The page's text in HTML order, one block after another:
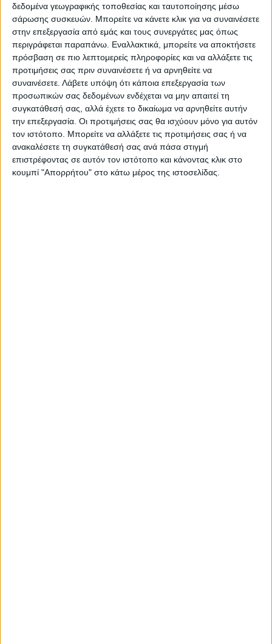
δεδομένα γεωγραφικής τοποθεσίας και ταυτοποίησης μέσω
σάρωσης συσκευών. Μπορείτε να κάνετε κλικ για να συναινέσετε
στην επεξεργασία από εμάς και τους συνεργάτες μας όπως
περιγράφεται παραπάνω. Εναλλακτικά, μπορείτε να αποκτήσετε
πρόσβαση σε πιο λεπτομερείς πληροφορίες και να αλλάξετε τις
προτιμήσεις σας πριν συναινέσετε ή να αρνηθείτε να
συναινέσετε. Λάβετε υπόψη ότι κάποια επεξεργασία των
προσωπικών σας δεδομένων ενδέχεται να μην απαιτεί τη
συγκατάθεσή σας, αλλά έχετε το δικαίωμα να αρνηθείτε αυτήν
την επεξεργασία. Οι προτιμήσεις σας θα ισχύουν μόνο για αυτόν
τον ιστότοπο. Μπορείτε να αλλάξετε τις προτιμήσεις σας ή να
ανακαλέσετε τη συγκατάθεσή σας ανά πάσα στιγμή
επιστρέφοντας σε αυτόν τον ιστότοπο και κάνοντας κλικ στο
κουμπί "Απορρήτου" στο κάτω μέρος της ιστοσελίδας.
Θεοδόσης Κατσάρας
https://neosagon.gr
ΠΑΡΟΜΟΙΑ ΑΡΘΡΑ